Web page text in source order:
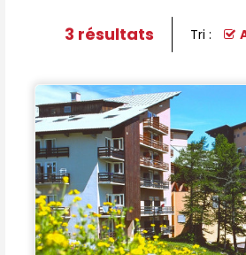
3 résultats Tri :